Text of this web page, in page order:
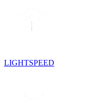
LIGHTSPEED